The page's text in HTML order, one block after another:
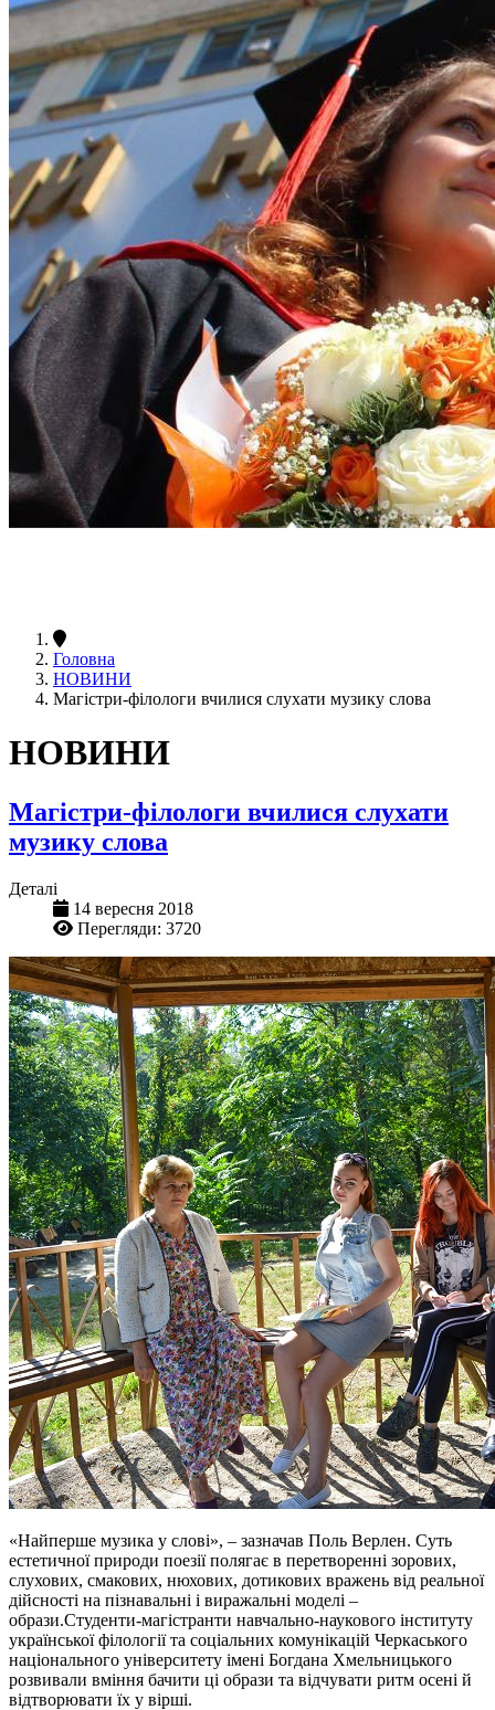
Головна
НОВИНИ
Магістри-філологи вчилися слухати музику слова
НОВИНИ
Магістри-філологи вчилися слухати
музику слова
Деталі
14 вересня 2018
Перегляди: 3720
«Найперше музика у слові», – зазначав Поль Верлен. Суть
естетичної природи поезії полягає в перетворенні зорових,
слухових, смакових, нюхових, дотикових вражень від реальної
дійсності на пізнавальні і виражальні моделі –
образи.Студенти-магістранти навчально-наукового інституту
української філології та соціальних комунікацій Черкаського
національного університету імені Богдана Хмельницького
розвивали вміння бачити ці образи та відчувати ритм осені й
відтворювати їх у вірші.